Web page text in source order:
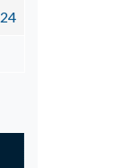
24